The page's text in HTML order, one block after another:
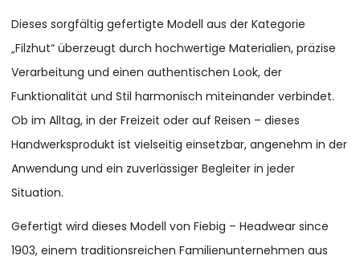
Dieses sorgfältig gefertigte Modell aus der Kategorie
„Filzhut“ überzeugt durch hochwertige Materialien, präzise
Verarbeitung und einen authentischen Look, der
Funktionalität und Stil harmonisch miteinander verbindet.
Ob im Alltag, in der Freizeit oder auf Reisen – dieses
Handwerksprodukt ist vielseitig einsetzbar, angenehm in der
Anwendung und ein zuverlässiger Begleiter in jeder
Situation.
Gefertigt wird dieses Modell von Fiebig – Headwear since
1903, einem traditionsreichen Familienunternehmen aus